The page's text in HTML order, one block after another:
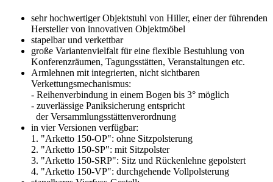
sehr hochwertiger Objektstuhl von Hiller, einer der führenden
Hersteller von innovativen Objektmöbel
stapelbar und verkettbar
große Variantenvielfalt für eine flexible Bestuhlung von
Konferenzräumen, Tagungsstätten, Veranstaltungen etc.
Armlehnen mit integrierten, nicht sichtbaren
Verkettungsmechanismus:
- Reihenverbindung in einem Bogen bis 3° möglich
- zuverlässige Paniksicherung entspricht
der Versammlungsstättenverordnung
in vier Versionen verfügbar:
1. "Arketto 150-OP": ohne Sitzpolsterung
2. "Arketto 150-SP": mit Sitzpolster
3. "Arketto 150-SRP": Sitz und Rückenlehne gepolstert
4. "Arketto 150-VP": durchgehende Vollpolsterung